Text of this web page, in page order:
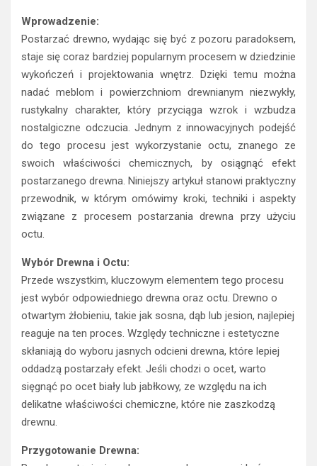
Wprowadzenie:
Postarzać drewno, wydając się być z pozoru paradoksem,
staje się coraz bardziej popularnym procesem w dziedzinie
wykończeń i projektowania wnętrz. Dzięki temu można
nadać meblom i powierzchniom drewnianym niezwykły,
rustykalny charakter, który przyciąga wzrok i wzbudza
nostalgiczne odczucia. Jednym z innowacyjnych podejść
do tego procesu jest wykorzystanie octu, znanego ze
swoich właściwości chemicznych, by osiągnąć efekt
postarzanego drewna. Niniejszy artykuł stanowi praktyczny
przewodnik, w którym omówimy kroki, techniki i aspekty
związane z procesem postarzania drewna przy użyciu
octu.
Wybór Drewna i Octu:
Przede wszystkim, kluczowym elementem tego procesu
jest wybór odpowiedniego drewna oraz octu. Drewno o
otwartym żłobieniu, takie jak sosna, dąb lub jesion, najlepiej
reaguje na ten proces. Względy techniczne i estetyczne
skłaniają do wyboru jasnych odcieni drewna, które lepiej
oddadzą postarzały efekt. Jeśli chodzi o ocet, warto
sięgnąć po ocet biały lub jabłkowy, ze względu na ich
delikatne właściwości chemiczne, które nie zaszkodzą
drewnu.
Przygotowanie Drewna: